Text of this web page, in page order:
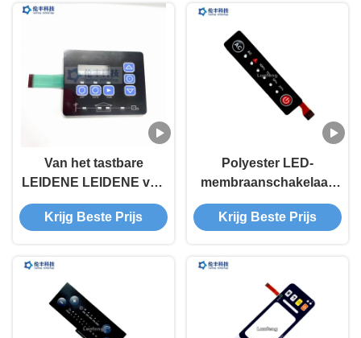
Membraanschakelaar
Van het tastbare
LEIDENE LEIDENE van
pvc van PC
Membraantoetsenbord
Membraanschakelaars
waterdicht
Krijg Beste Prijs
Polyester LED-
membraanschakelaar,
flexibel circuit
aangepast
Krijg Beste Prijs